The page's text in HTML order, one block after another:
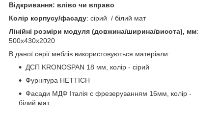
Відкривання: вліво чи вправо
Колір корпусу/фасаду: сірий / білий мат
Лінійні розміри модуля (довжина/ширина/висота), мм:
500х430х2020
В даної серії меблів використовуються матеріали:
ДСП KRONOSPAN 18 мм, колір - сірий
Фурнітура HETTICH
Фасади МДФ Італія c фрезеруванням 16мм, колір -
білий мат.